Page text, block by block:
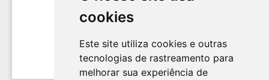
cookies
Este site utiliza cookies e outras
tecnologias de rastreamento para
melhorar sua experiência de